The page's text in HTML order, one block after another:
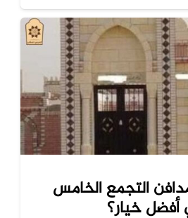
التجمع الخامس
خيار؟